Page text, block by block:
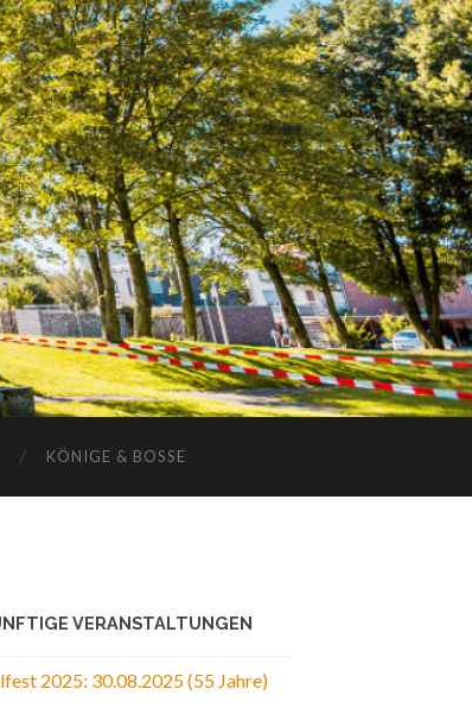
KÖNIGE & BOSSE
VERANSTALTUNGEN
2025: 30.08.2025 (55 Jahre)